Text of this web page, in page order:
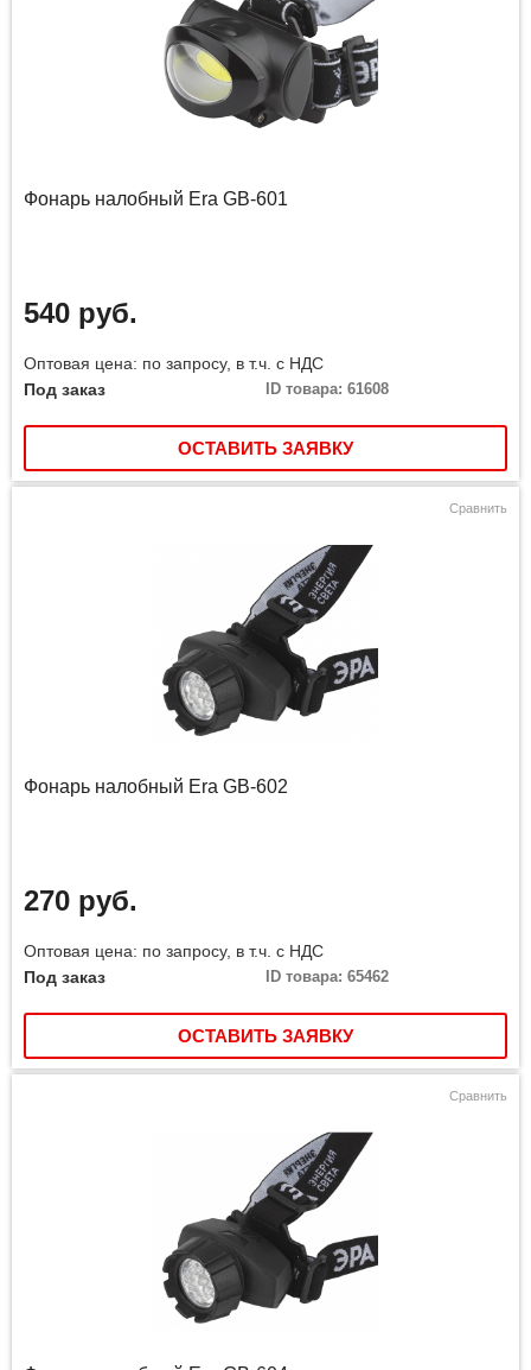
Фонарь налобный Era GB-601
540 руб.
Оптовая цена: по запросу, в т.ч. с НДС
Под заказ
ID товара: 61608
ОСТАВИТЬ ЗАЯВКУ
Сравнить
Фонарь налобный Era GB-602
270 руб.
Оптовая цена: по запросу, в т.ч. с НДС
Под заказ
ID товара: 65462
ОСТАВИТЬ ЗАЯВКУ
Сравнить